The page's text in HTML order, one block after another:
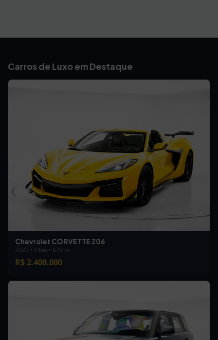
Carros de Luxo em Destaque
Chevrolet CORVETTE Z06
2027 • 0 km • 679 cv
R$ 2.400.000